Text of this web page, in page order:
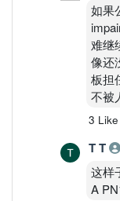
如果
难继
像还
板担
不被
3 Like
T T
这样
A